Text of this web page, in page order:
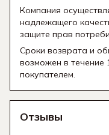
Компания
надлежащего
защите прав
Сроки возврата и
возможен в течение
покупателем.
Отзывы